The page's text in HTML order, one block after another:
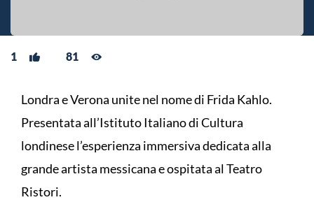
1 81
Londra e Verona unite nel nome di Frida Kahlo.
Presentata all’Istituto Italiano di Cultura
londinese l’esperienza immersiva dedicata alla
grande artista messicana e ospitata al Teatro
Ristori.